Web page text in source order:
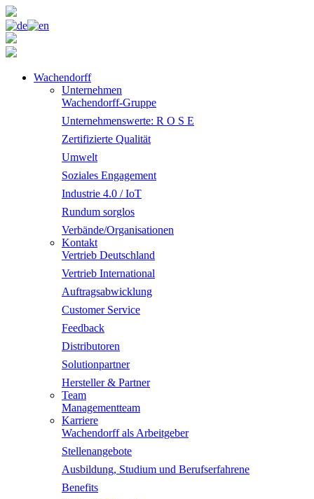
Wachendorff
Unternehmen
Wachendorff-Gruppe
Unternehmenswerte: R O S E
Zertifizierte Qualität
Umwelt
Soziales Engagement
Industrie 4.0 / IoT
Rundum sorglos
Verbände/Organisationen
Kontakt
Vertrieb Deutschland
Vertrieb International
Auftragsabwicklung
Customer Service
Feedback
Distributoren
Solutionpartner
Hersteller & Partner
Team
Managementteam
Karriere
Wachendorff als Arbeitgeber
Stellenangebote
Ausbildung, Studium und Berufserfahrene
Benefits